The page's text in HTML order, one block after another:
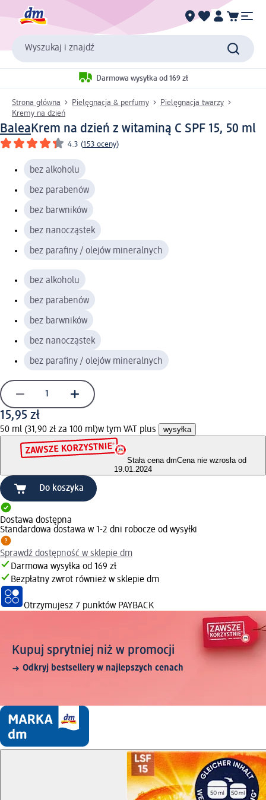
Wyszukaj i znajdź
Darmowa wysyłka od 169 zł
Strona główna Pielęgnacja & perfumy
Pielęgnacja twarzy
Kremy na dzień
Balea Krem na dzień z witaminą C SPF 15, 50 ml
4.3 (153 oceny)
bez alkoholu
bez parabenów
bez barwników
bez nanocząstek
bez parafiny / olejów mineralnych
bez alkoholu
bez parabenów
bez barwników
bez nanocząstek
bez parafiny / olejów mineralnych
15,95 zł
50 ml (31,90 zł za 100 ml)w tym VAT plus wysyłka
Stała cena dmCena nie wzrosła od
19.01.2024
Do koszyka
Dostawa dostępna
Standardowa dostawa w 1-2 dni robocze od wysyłki
Sprawdź dostępność w sklepie dm
Darmowa wysyłka od 169 zł
Bezpłatny zwrot również w sklepie dm
Otrzymujesz 7 punktów PAYBACK
Kupuj sprytniej niż w promocji
Odkryj bestsellery w najlepszych cenach